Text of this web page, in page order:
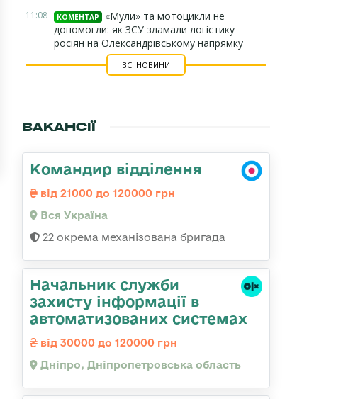
11:08 КОМЕНТАР
«Мули» та мотоцикли не
допомогли: як ЗСУ зламали логістику
росіян на Олександрівському напрямку
ВСІ НОВИНИ
ВАКАНСІЇ
Командир відділення
від 21000 до 120000 грн
Вся Україна
22 окрема механізована бригада
Начальник служби
захисту інформації в
автоматизованих системах
від 30000 до 120000 грн
Дніпро, Дніпропетровська область